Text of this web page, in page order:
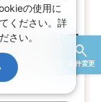
条件変更
禁煙
～27,000円
39,200〜54,000 円
0名・1部屋/1泊2日)
の使用に
ください。詳
さい。